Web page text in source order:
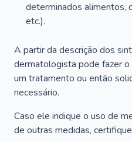
determinados alimentos,
etc.).
A partir da descrição dos
dermatologista pode fazer
um tratamento ou então
necessário.
Caso ele indique o uso de
de outras medidas,